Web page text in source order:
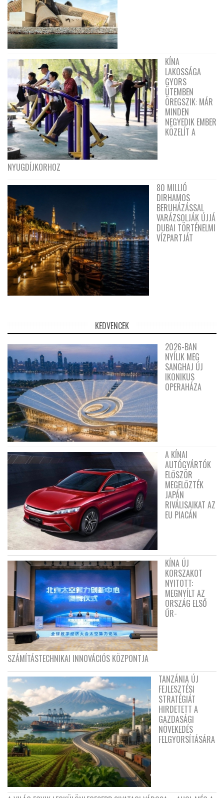
KÍNA
LAKOSSÁGA
GYORS
ÜTEMBEN
ÖREGSZIK: MÁR
MINDEN
NEGYEDIK EMBER
KÖZELÍT A
NYUGDÍJKORHOZ
80 MILLIÓ
DIRHAMOS
BERUHÁZÁSSAL
VARÁZSOLJÁK ÚJJÁ
DUBAI TÖRTÉNELMI
VÍZPARTJÁT
KEDVENCEK
2026-BAN
NYÍLIK MEG
SANGHAJ ÚJ
IKONIKUS
OPERAHÁZA
A KÍNAI
AUTÓGYÁRTÓK
ELŐSZÖR
MEGELŐZTÉK
JAPÁN
RIVÁLISAIKAT AZ
EU PIACÁN
KÍNA ÚJ
KORSZAKOT
NYITOTT:
MEGNYÍLT AZ
ORSZÁG ELSŐ
ŰR-
SZÁMÍTÁSTECHNIKAI INNOVÁCIÓS KÖZPONTJA
TANZÁNIA ÚJ
FEJLESZTÉSI
STRATÉGIÁT
HIRDETETT A
GAZDASÁGI
NÖVEKEDÉS
FELGYORSÍTÁSÁRA